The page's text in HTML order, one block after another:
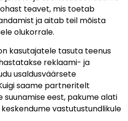
teavet, mis toetab
ja aitab teil mõista
olukorrale.
kasutajatele tasuta teenus
reklaami- ja
usaldusväärsete
saame partneritelt
suunamise eest, pakume alati
vastutustundlikule